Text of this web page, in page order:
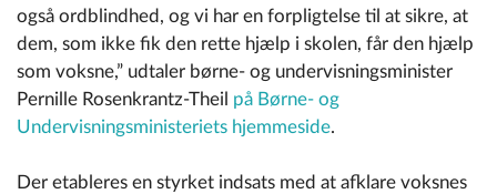
også ordblindhed, og vi har en forpligtelse til at sikre, at
dem, som ikke fik den rette hjælp i skolen, får den hjælp
som voksne,” udtaler børne- og undervisningsminister
Pernille Rosenkrantz-Theil på Børne- og
Undervisningsministeriets hjemmeside.
Der etableres en styrket indsats med at afklare voksnes